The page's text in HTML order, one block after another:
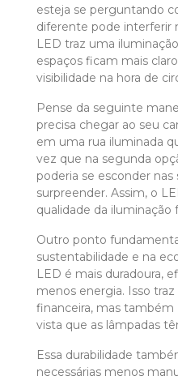
esteja se perguntando
diferente pode interferir
LED traz uma
espaços ficam mais
visibilidade na hora de
Pense da seguinte
precisa chegar ao seu
em uma rua iluminada
vez que na segunda
poderia se esconder nas
surpreender. Assim, o
qualidade da iluminação
Outro ponto
sustentabilidade e na
LED é mais duradoura,
menos energia. Isso
financeira, mas
vista que as lâmpadas
Essa durabilidade
necessárias menos